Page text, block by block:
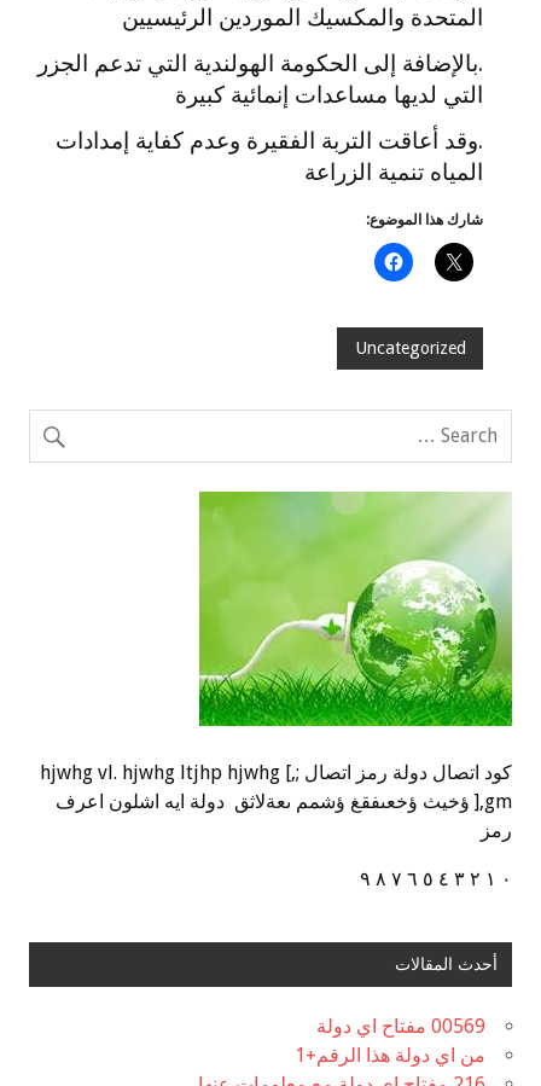
المتحدة والمكسيك الموردين الرئيسيين
.بالإضافة إلى الحكومة الهولندية التي تدعم الجزر
التي لديها مساعدات إنمائية كبيرة
.وقد أعاقت التربة الفقيرة وعدم كفاية إمدادات
المياه تنمية الزراعة
شارك هذا الموضوع:
Uncategorized
كود اتصال دولة رمز اتصال ;,] hjwhg vl. hjwhg ltjhp hjwhg
],gm ؤخيث ؤخعىفقغ ؤشمم ىعةلاثق دولة ايه اشلون اعرف
رمز
٠ ١ ٢ ٣ ٤ ٥ ٦ ٧ ٨ ٩
أحدث المقالات
00569 مفتاح اي دولة
من اي دولة هذا الرقم+1